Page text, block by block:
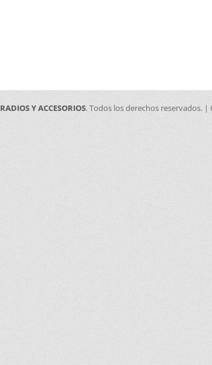
RADIOS Y ACCESORIOS. Todos los derechos reservados. |